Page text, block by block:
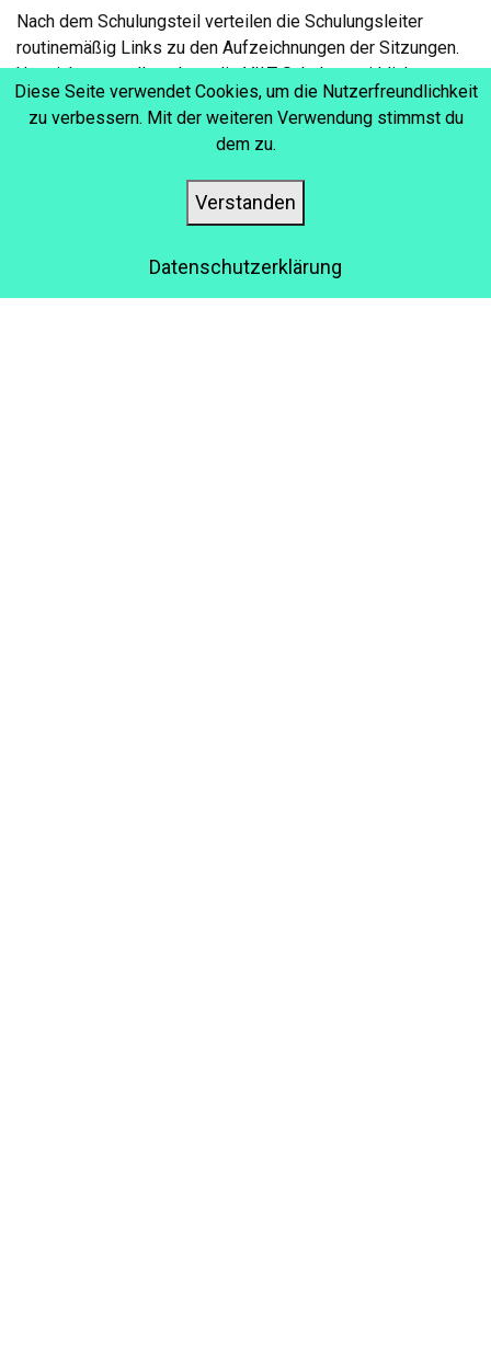
Nach dem Schulungsteil verteilen die Schulungsleiter
routinemäßig Links zu den Aufzeichnungen der Sitzungen.
Um sicherzustellen, dass die VILT-Schulung wirklich
zugänglich ist, sollten Sie sicherstellen, dass Abschriften
solcher Aufzeichnungen denjenigen zur Verfügung gestellt
werden, die sie benötigen.
11 SCHNELLE TIPPS, UM
IHRE VIRTUELLE
Diese Seite verwendet Cookies, um die Nutzerfreundlichkeit
zu verbessern. Mit der weiteren Verwendung stimmst du
dem zu.
Verstanden
Datenschutzerklärung